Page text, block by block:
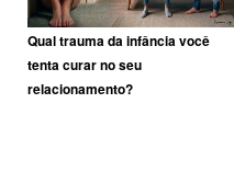
Qual trauma da infância você
tenta curar no seu
relacionamento?